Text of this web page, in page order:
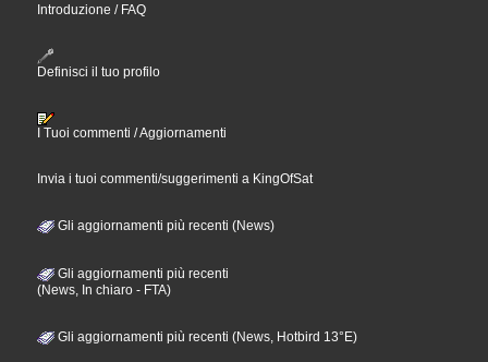
Introduzione / FAQ
Definisci il tuo profilo
I Tuoi commenti / Aggiornamenti
Invia i tuoi commenti/suggerimenti a KingOfSat
Gli aggiornamenti più recenti (News)
Gli aggiornamenti più recenti
(News, In chiaro - FTA)
Gli aggiornamenti più recenti (News, Hotbird 13°E)